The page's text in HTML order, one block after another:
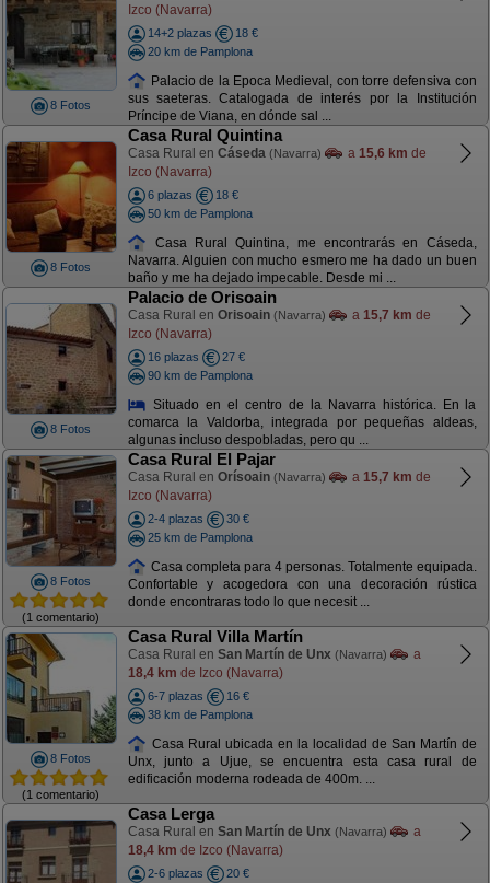
8 Fotos
Izco (Navarra)
14+2 plazas
18 €
20 km de Pamplona
Palacio de la Epoca Medieval, con torre defensiva con
sus saeteras. Catalogada de interés por la Institución
Príncipe de Viana, en dónde sal ...
8 Fotos
Casa Rural Quintina
Casa Rural en Cáseda (Navarra) a 15,6 km de
Izco (Navarra)
6 plazas
18 €
50 km de Pamplona
Casa Rural Quintina, me encontrarás en Cáseda,
Navarra. Alguien con mucho esmero me ha dado un buen
baño y me ha dejado impecable. Desde mi ...
8 Fotos
Palacio de Orisoain
Casa Rural en Orisoain (Navarra) a 15,7 km de
Izco (Navarra)
16 plazas
27 €
90 km de Pamplona
Situado en el centro de la Navarra histórica. En la
comarca la Valdorba, integrada por pequeñas aldeas,
algunas incluso despobladas, pero qu ...
8 Fotos
(1 comentario)
Casa Rural El Pajar
Casa Rural en Orísoain (Navarra) a 15,7 km de
Izco (Navarra)
2-4 plazas
30 €
25 km de Pamplona
Casa completa para 4 personas. Totalmente equipada.
Confortable y acogedora con una decoración rústica
donde encontraras todo lo que necesit ...
8 Fotos
(1 comentario)
Casa Rural Villa Martín
Casa Rural en San Martín de Unx (Navarra)
a
18,4 km de Izco (Navarra)
6-7 plazas
16 €
38 km de Pamplona
Casa Rural ubicada en la localidad de San Martín de
Unx, junto a Ujue, se encuentra esta casa rural de
edificación moderna rodeada de 400m. ...
Casa Lerga
Casa Rural en San Martín de Unx (Navarra)
a
18,4 km de Izco (Navarra)
2-6 plazas 20 €